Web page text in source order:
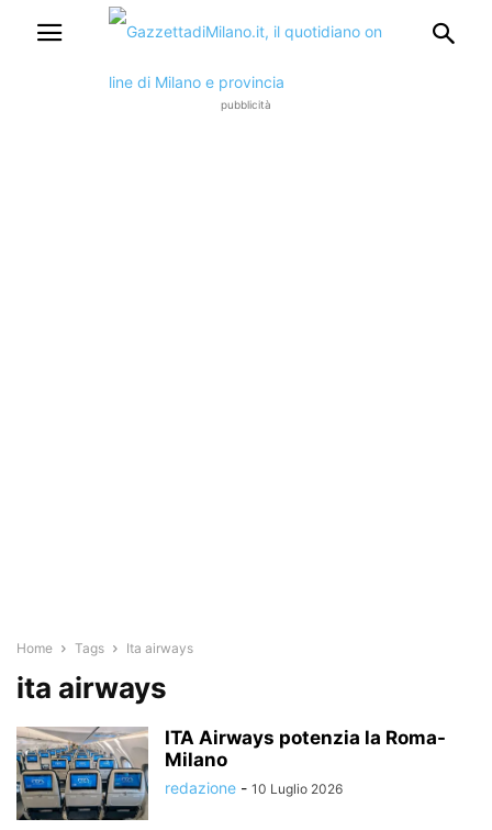
pubblicità
Home Tags Ita airways
ita airways
ITA Airways potenzia la Roma-
Milano
redazione - 10 Luglio 2026